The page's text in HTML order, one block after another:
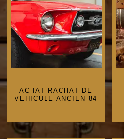
ACHAT RACHAT DE
VEHICULE ANCIEN 84